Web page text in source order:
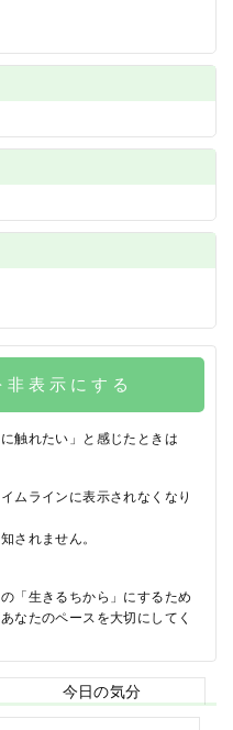
表示にする
触れたい」と感じたときは
ムラインに表示されなくなり
されません。
「生きるちから」にするため
なたのペースを大切にしてく
今日の気分